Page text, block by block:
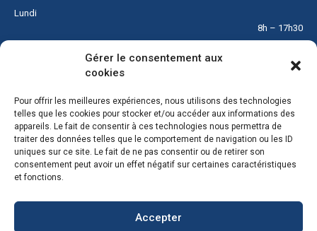
Gérer le consentement aux
cookies
Pour offrir les meilleures expériences, nous utilisons des technologies
telles que les cookies pour stocker et/ou accéder aux informations des
appareils. Le fait de consentir à ces technologies nous permettra de
traiter des données telles que le comportement de navigation ou les ID
uniques sur ce site. Le fait de ne pas consentir ou de retirer son
consentement peut avoir un effet négatif sur certaines caractéristiques
et fonctions.
Accepter
Lundi
8h – 17h30
8h – 17h30
Mercredi
8h – 12h
Jeudi
8h – 17h30
8h – 17h30